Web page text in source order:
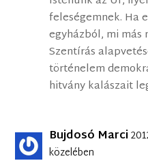
feleségemnek. Ha
egyházból, mi más
Szentírás
történelem
hitvány kalászait
Bujdosó Marci
közelében